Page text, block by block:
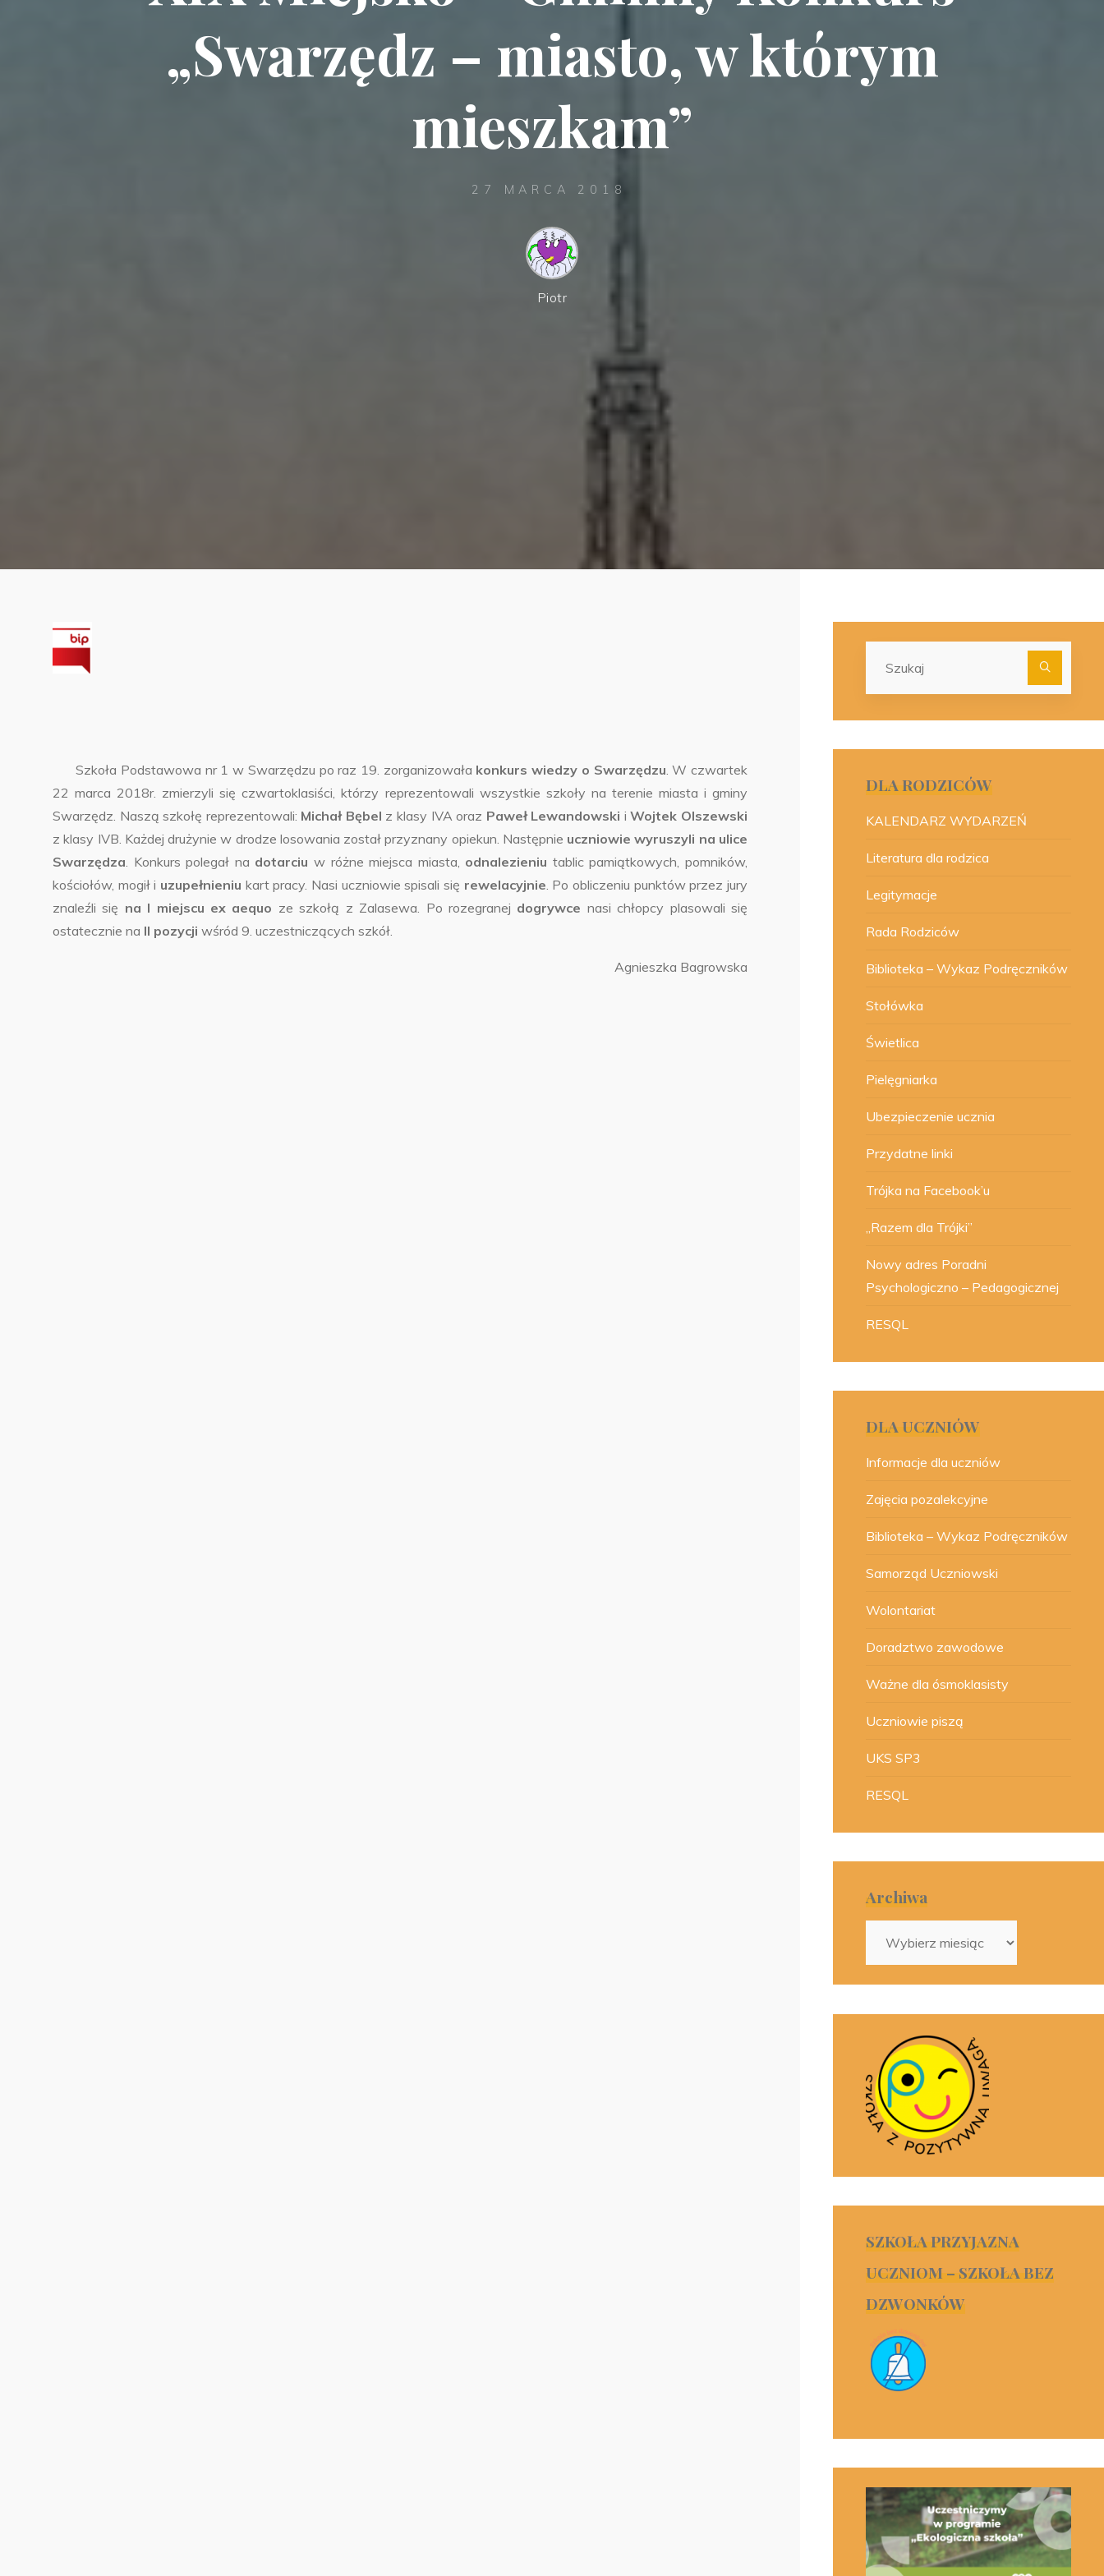
„Swarzędz – miasto, w którym
mieszkam”
27 MARCA 2018
Piotr
Szkoła Podstawowa nr 1 w Swarzędzu po raz 19. zorganizowała konkurs wiedzy o Swarzędzu .W czwartek
22 marca 2018r. zmierzyli się czwartoklasiści, którzy reprezentowali wszystkie szkoły na terenie miasta i gminy
Swarzędz. Naszą szkołę reprezentowali: Michał Bębel z klasy IVA oraz Paweł Lewandowski iWojtek Olszewski
z klasy IVB. Każdej drużynie w drodze losowania został przyznany opiekun. Następnie uczniowie wyruszyli na ulice
Swarzędza . Konkurs polegał na dotarciu w różne miejsca miasta, odnalezieniu tablic pamiątkowych, pomników,
kościołów, mogił i uzupełnieniu kart pracy. Nasi uczniowie spisali się rewelacyjnie . Po obliczeniu punktów przez jury
znaleźli się na I miejscu ex aequo ze szkołą z Zalasewa. Po rozegranej dogrywce nasi chłopcy plasowali się
ostatecznie na II pozycji wśród 9. uczestniczących szkół.
Agnieszka Bagrowska
DLA RODZICÓW
KALENDARZ WYDARZEŃ
Literatura dla rodzica
Legitymacje
Rada Rodziców
Biblioteka – Wykaz Podręczników
Stołówka
Świetlica
Pielęgniarka
Ubezpieczenie ucznia
Przydatne linki
Trójka na Facebook’u
„Razem dla Trójki”
Nowy adres Poradni
Psychologiczno – Pedagogicznej
RESQL
DLA UCZNIÓW
Informacje dla uczniów
Zajęcia pozalekcyjne
Biblioteka – Wykaz Podręczników
Samorząd Uczniowski
Wolontariat
Doradztwo zawodowe
Ważne dla ósmoklasisty
Uczniowie piszą
UKS SP3
RESQL
Archiwa
SZKOŁA PRZYJAZNA
UCZNIOM – SZKOŁA BEZ
DZWONKÓW